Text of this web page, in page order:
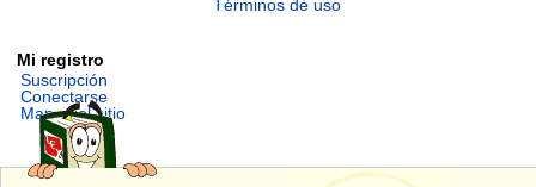
Términos de uso
Mi registro
Suscripción
Conectarse
Mapa del sitio